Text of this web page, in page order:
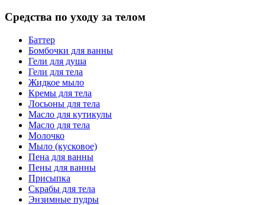
Средства по уходу за телом
Баттер
Бомбочки для ванны
Гели для душа
Гели для тела
Жидкое мыло
Кремы для тела
Лосьоны для тела
Масло для кутикулы
Масло для тела
Молочко
Мыло (кусковое)
Пена для ванны
Пены для ванны
Присыпка
Скрабы для тела
Энзимные пудры